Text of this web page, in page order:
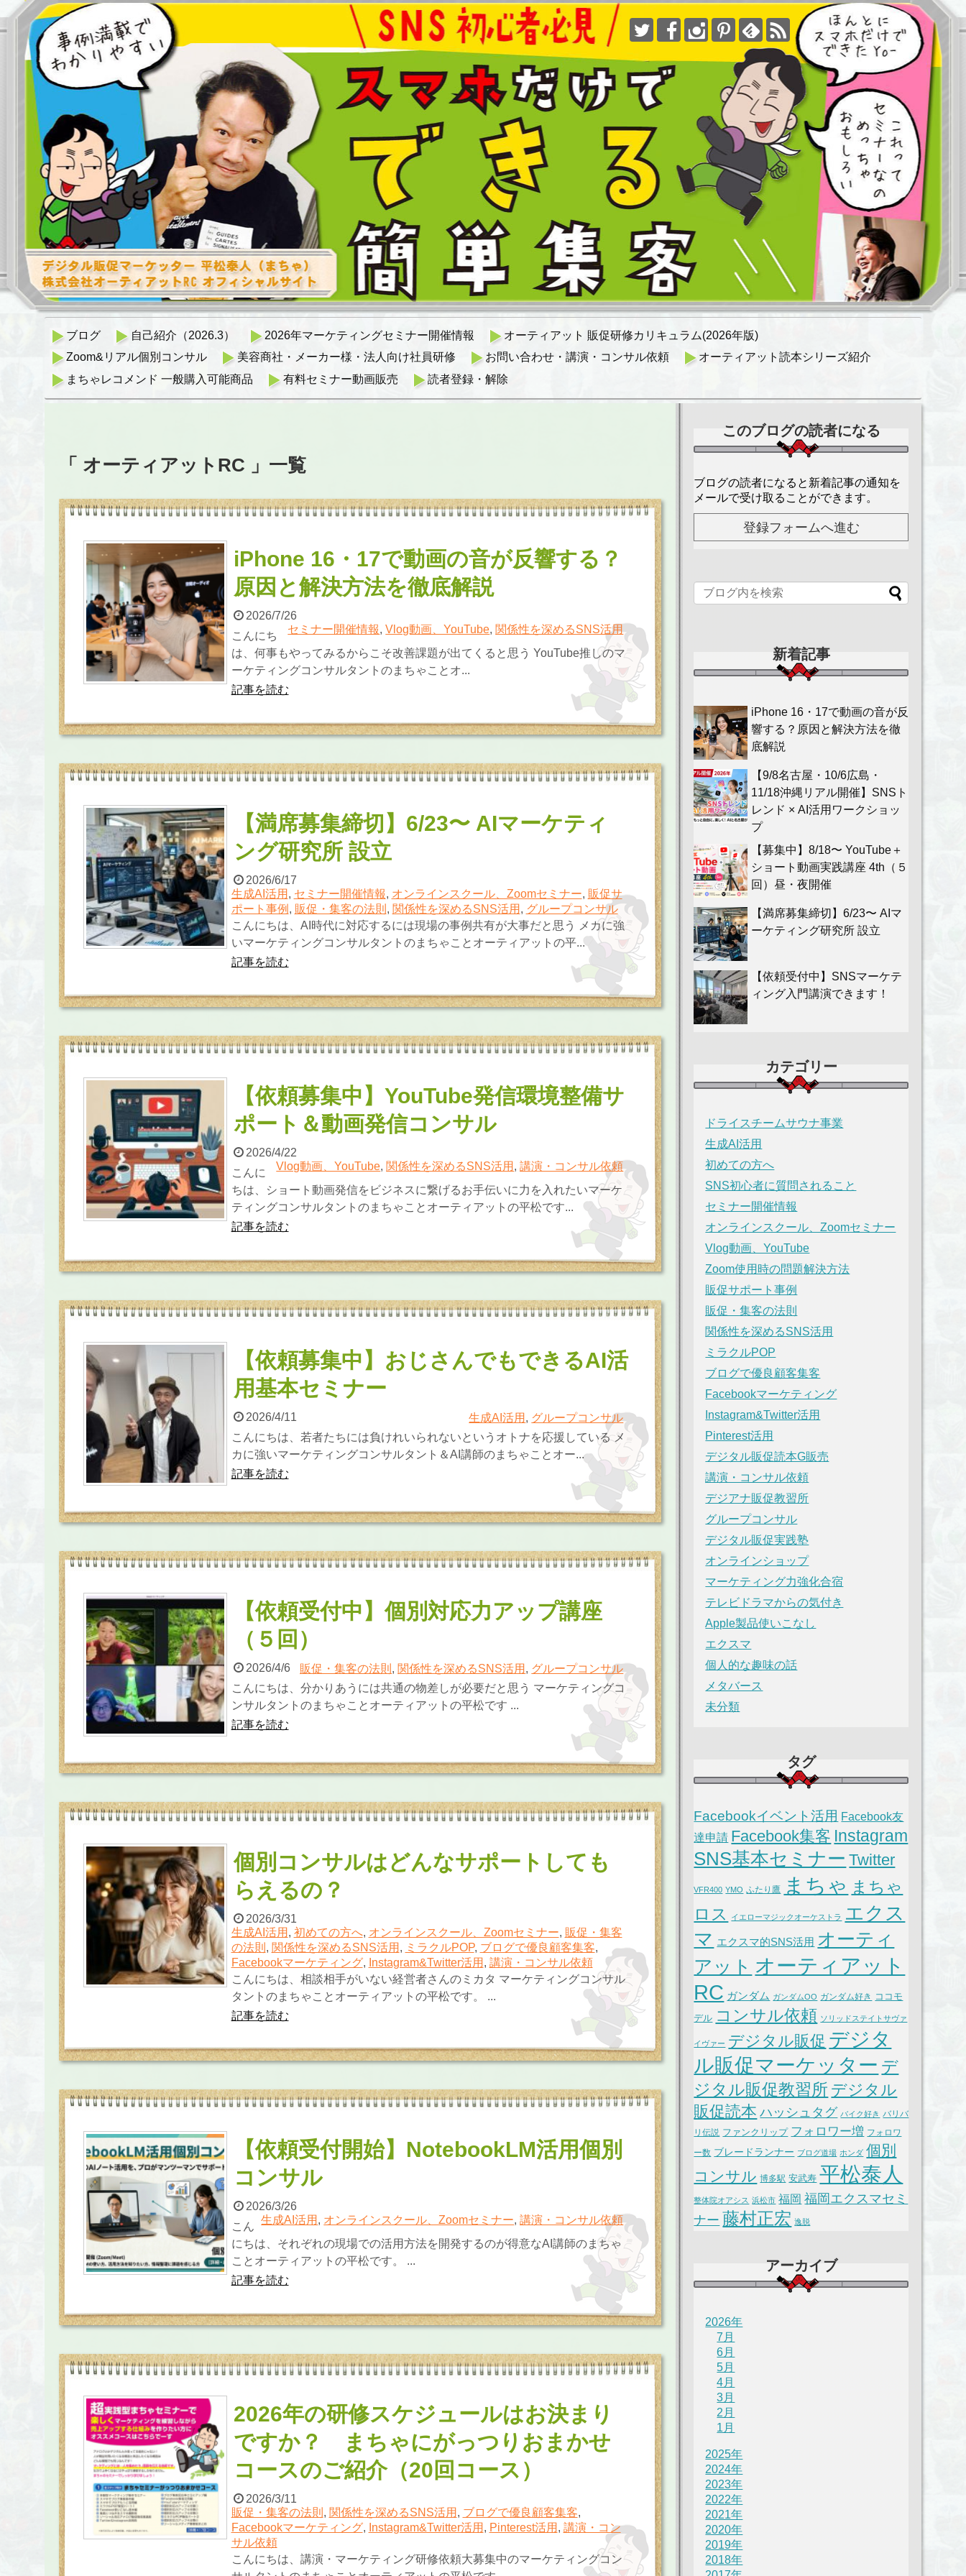
ブログ 自己紹介（2026.3） 2026年マーケティングセミナー開催情報
オーティアット 販促研修カリキュラム(2026年版)
Zoom&リアル個別コンサル
美容商社・メーカー様・法人向け社員研修 お問い合わせ・講演・コンサル依頼
オーティアット読本シリーズ紹介
まちゃレコメンド 一般購入可能商品
有料セミナー動画販売 読者登録・解除
「 オーティアットRC 」一覧
iPhone 16・17で動画の音が反響する？
原因と解決方法を徹底解説
2026/7/26
セミナー開催情報,Vlog動画、YouTube, 関係性を深めるSNS活用
こんにち
は、何事もやってみるからこそ改善課題が出てくると思う YouTube推しのマ
ーケティングコンサルタントのまちゃことオ...
記事を読む
【満席募集締切】6/23〜 AIマーケティ
ング研究所 設立
2026/6/17
生成AI活用 , セミナー開催情報, オンラインスクール、Zoomセミナー, 販促サ
ポート事例 , 販促・集客の法則 , 関係性を深めるSNS活用 , グループコンサル
こんにちは、AI時代に対応するには現場の事例共有が大事だと思う メカに強
いマーケティングコンサルタントのまちゃことオーティアットの平...
記事を読む
【依頼募集中】YouTube発信環境整備サ
ポート＆動画発信コンサル
2026/4/22
Vlog動画、YouTube, 関係性を深めるSNS活用 ,講演・コンサル依頼
こんに
ちは、ショート動画発信をビジネスに繋げるお手伝いに力を入れたいマーケ
ティングコンサルタントのまちゃことオーティアットの平松です...
記事を読む
【依頼募集中】おじさんでもできるAI活
用基本セミナー
2026/4/11 生成AI活用 , グループコンサル
こんにちは、若者たちには負けれいられないというオトナを応援している メ
カに強いマーケティングコンサルタント＆AI講師のまちゃことオー...
記事を読む
【依頼受付中】個別対応力アップ講座
（５回）
2026/4/6 販促・集客の法則 , 関係性を深めるSNS活用 , グループコンサル
こんにちは、分かりあうには共通の物差しが必要だと思う マーケティングコ
ンサルタントのまちゃことオーティアットの平松です ...
記事を読む
個別コンサルはどんなサポートしても
らえるの？
2026/3/31
生成AI活用 , 初めての方へ, オンラインスクール、Zoomセミナー, 販促・集客
の法則 , 関係性を深めるSNS活用 , ミラクルPOP, ブログで優良顧客集客,
Facebookマーケティング, Instagram&Twitter活用 , 講演・コンサル依頼
こんにちは、相談相手がいない経営者さんのミカタ マーケティングコンサル
タントのまちゃことオーティアットの平松です。 ...
記事を読む
【依頼受付開始】NotebookLM活用個別
コンサル
2026/3/26
生成AI活用 , オンラインスクール、Zoomセミナー,講演・コンサル依頼
こん
にちは、それぞれの現場での活用方法を開発するのが得意なAI講師のまちゃ
ことオーティアットの平松です。 ...
記事を読む
2026年の研修スケジュールはお決まり
ですか？ まちゃにがっつりおまかせ
コースのご紹介（20回コース）
2026/3/11
販促・集客の法則 , 関係性を深めるSNS活用 , ブログで優良顧客集客,
Facebookマーケティング, Instagram&Twitter活用 , Pinterest活用 , 講演・コン
サル依頼
こんにちは、講演・マーケティング研修依頼大募集中のマーケティングコン
このブログの読者になる
ブログの読者になると新着記事の通知を
メールで受け取ることができます。
新着記事
iPhone 16・17で動画の音が反
響する？原因と解決方法を徹
底解説
【9/8名古屋・10/6広島・
11/18沖縄リアル開催】SNSト
レンド × AI活用ワークショッ
プ
【募集中】8/18〜 YouTube＋
ショート動画実践講座 4th（５
回）昼・夜開催
【満席募集締切】6/23〜 AIマ
ーケティング研究所 設立
【依頼受付中】SNSマーケテ
ィング入門講演できます！
カテゴリー
ドライスチームサウナ事業
生成AI活用
初めての方へ
SNS初心者に質問されること
セミナー開催情報
オンラインスクール、Zoomセミナー
Vlog動画、YouTube
Zoom使用時の問題解決方法
販促サポート事例
販促・集客の法則
関係性を深めるSNS活用
ミラクルPOP
ブログで優良顧客集客
Facebookマーケティング
Instagram&Twitter活用
Pinterest活用
デジタル販促読本G販売
講演・コンサル依頼
デジアナ販促教習所
グループコンサル
デジタル販促実践塾
オンラインショップ
マーケティング力強化合宿
テレビドラマからの気付き
Apple製品使いこなし
エクスマ
個人的な趣味の話
メタバース
未分類
タグ
Facebookイベント活用 Facebook友
達申請 Facebook集客 Instagram
SNS基本セミナー Twitter
VFR400 YMO ふたり鷹 まちゃ まちゃ
ロス
イエローマジックオーケストラ
エクス
マ エクスマ的SNS活用 オーティ
アット オーティアット
RC ガンダム ガンダムOO ガンダム好き ココモ
デル コンサル依頼 ソリッドステイトサヴァ
イヴァー デジタル販促 デジタ
ル販促マーケッター デ
ジタル販促教習所 デジタル
販促読本 ハッシュタグ バイク好き バリバ
リ伝説 ファンクリップ フォロワー増 フォロワ
ー数 ブレードランナー ブログ道場 ホンダ 個別
コンサル 博多駅 安武寿 平松泰人
整体院オアシス 浜松市 福岡 福岡エクスマセミ
ナー 藤村正宏 逸脱
アーカイブ
2026年
7月
6月
5月
4月
3月
2月
1月
2025年
2024年
2023年
2022年
2021年
2020年
2019年
2018年